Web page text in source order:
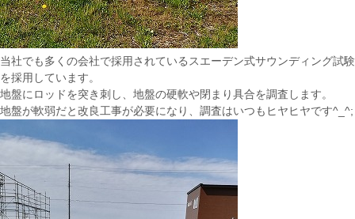
当社でも多くの会社で採用されているスエーデン式サウンディング試験
を採用しています。
地盤にロッドを突き刺し、地盤の硬軟や閉まり具合を調査します。
地盤が軟弱だと改良工事が必要になり、調査はいつもヒヤヒヤです^_^;